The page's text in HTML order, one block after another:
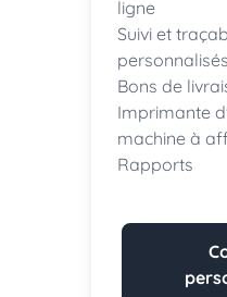
ligne
Suivi et
personnalisés
Bons de
Imprimante
machine à
Rapports